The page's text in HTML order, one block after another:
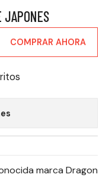
JAPONES
COMPRAR AHORA
marca Dragon